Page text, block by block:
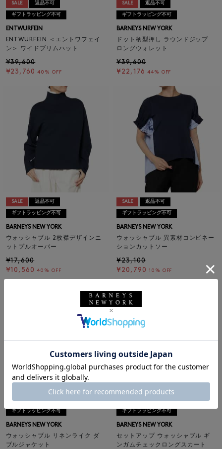
SALE 返品不可
ギフトラッピング不可
ENTWURFEIN
ENTWURFEIN ＜エントワフェイ
ン＞ ワイドブリムハット
¥39,600
¥23,760 40% OFF
SALE 返品不可
ギフトラッピング不可
BARNEYS NEW YORK
ドット柄型押し ラウンドジップ
ロングウォレット
¥39,600
¥22,176 44% OFF
SALE 返品不可
ギフトラッピング不可
BARNEYS NEW YORK
ウォッシャブル 2枚襟デザインニ
ットプルオーバー
¥17,600
¥10,560 40% OFF
SALE 返品不可
ギフトラッピング不可
BARNEYS NEW YORK
ウォッシャブル 異素材コンビネー
ションカットソー
¥23,100
¥20,790 10% OFF
SALE 返品不可
ギフトラッピング不可
BARNEYS NEW YORK
ウォッシャブル リネンライク ダ
ブルジャケット
SALE 返品不可
ギフトラッピング不可
BARNEYS NEW YORK
セットアップ ウォッシャブル ギ
ンガムチェックロングスカート